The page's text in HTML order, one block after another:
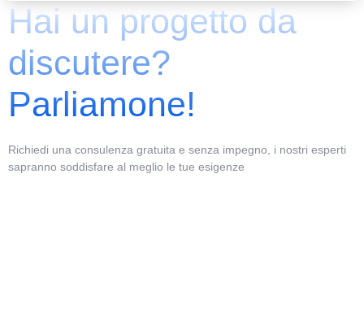
Hai un progetto da
discutere?
Parliamone!
Richiedi una consulenza gratuita e senza impegno, i nostri esperti
sapranno soddisfare al meglio le tue esigenze